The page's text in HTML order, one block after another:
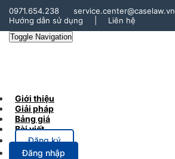
0971.654.238
service.center@caselaw.vn
Hướng dẫn sử dụng
Liên hệ
Toggle Navigation
Giới thiệu
Giải pháp
Bảng giá
Bài viết
Đăng ký
Đăng nhập